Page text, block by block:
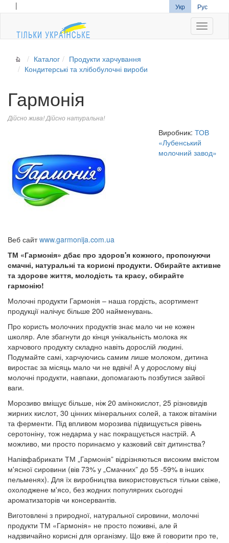
| Укр Рус
Каталог
Продукти харчування
Кондитерські та хлібобулочні вироби
Гармонія
Дійсно жива! Дійсно натуральна!
Виробник: ТОВ
«Лубенський
молочний завод»
Веб сайтwww.garmonija.com.ua
ТМ «Гармонія» дбає про здоров'я кожного, пропонуючи
смачні, натуральні та корисні продукти. Обирайте активне
та здорове життя, молодість та красу, обирайте
гармонію!
Молочні продукти Гармонія – наша гордість, асортимент
продукції налічує більше 200 найменувань.
Про користь молочних продуктів знає мало чи не кожен
школяр. Але збагнути до кінця унікальність молока як
харчового продукту складно навіть дорослій людині.
Подумайте самі, харчуючись самим лише молоком, дитина
виростає за місяць мало чи не вдвічі! А у дорослому віці
молочні продукти, навпаки, допомагають позбутися зайвої
ваги.
Морозиво вміщує більше, ніж 20 амінокислот, 25 різновидів
жирних кислот, 30 цінних мінеральних солей, а також вітаміни
та ферменти. Під впливом морозива підвищується рівень
серотоніну, тож недарма у нас покращується настрій. А
можливо, ми просто поринаємо у казковий світ дитинства?
Напівфабрикати ТМ „Гармонія” відрізняються високим вмістом
м'ясної сировини (вів 73% у „Смачних” до 55 -59% в інших
пельменях). Для їх виробництва використовується тільки свіже,
охолоджене м'ясо, без жодних популярних сьогодні
ароматизаторів чи консервантів.
Виготовлені з природної, натуральної сировини, молочні
продукти ТМ «Гармонія» не просто поживні, але й
надзвичайно корисні для організму. Що вже й говорити про те,